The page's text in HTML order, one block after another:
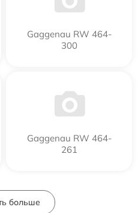
Gaggenau RW 464-
300
Gaggenau RW 464-
261
больше